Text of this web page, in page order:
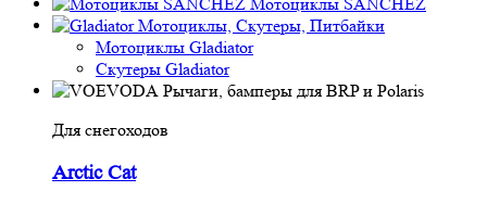
Мотоциклы, Скутеры, Питбайки
Мотоциклы Gladiator
Скутеры Gladiator
Рычаги, бамперы для BRP и Polaris
Для снегоходов
Arctic Cat